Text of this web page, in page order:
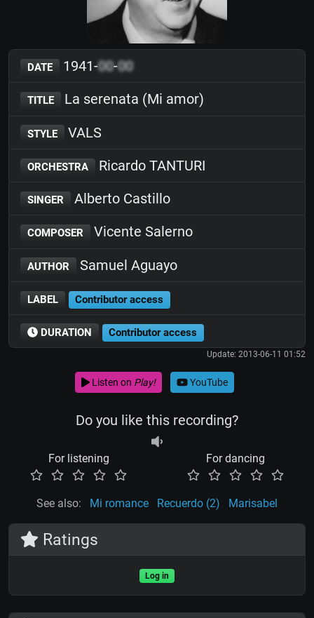
DATE 1941-00-00
TITLE La serenata (Mi amor)
STYLE VALS
ORCHESTRA Ricardo TANTURI
SINGER Alberto Castillo
COMPOSER Vicente Salerno
AUTHOR Samuel Aguayo
LABEL Contributor access
DURATION Contributor access
Update: 2013-06-11 01:52
Listen on Play! YouTube
Do you like this recording?
For listening For dancing
See also: Mi romance Recuerdo (2) Marisabel
Ratings
Log in